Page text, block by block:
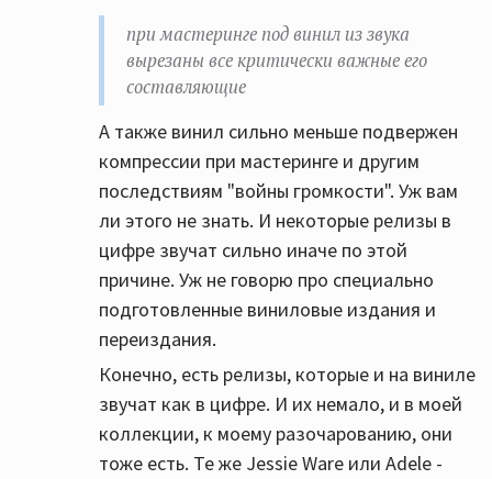
при мастеринге под винил из звука
вырезаны все критически важные его
составляющие
А также винил сильно меньше подвержен
компрессии при мастеринге и другим
последствиям "войны громкости". Уж вам
ли этого не знать. И некоторые релизы в
цифре звучат сильно иначе по этой
причине. Уж не говорю про специально
подготовленные виниловые издания и
переиздания.
Конечно, есть релизы, которые и на виниле
звучат как в цифре. И их немало, и в моей
коллекции, к моему разочарованию, они
тоже есть. Те же Jessie Ware или Adele -